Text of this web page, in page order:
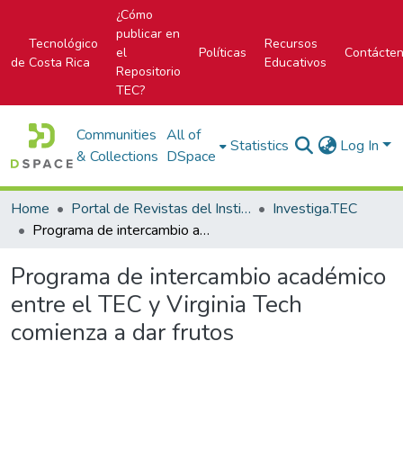
Tecnológico
de Costa Rica
¿Cómo
publicar en
el
Repositorio
TEC?
Políticas
Recursos
Educativos
Communities
& Collections
All of
DSpace
Statistics Log In
Home Portal de Revistas del Instituto Tecnológico de Costa Rica
Investiga.TEC
Programa de intercambio académico entre el TEC y Virginia Tech comienza a dar frutos
Programa de intercambio académico
entre el TEC y Virginia Tech
comienza a dar frutos